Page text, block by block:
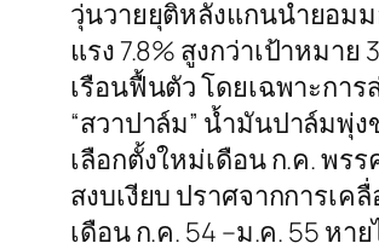
วุ่นวายยุติหลังแกนนำยอม
แรง 7.8% สูงกว่าเป้าหมา
เรือนฟื้นตัว โดยเฉพาะกา
“สวาปาล์ม” น้ำมันปาล์มพุ่
เลือกตั้งใหม่เดือน ก.ค. พร
สงบเงียบ ปราศจากการเ
เดือน ก.ค. 54 –ม.ค. 55 ห